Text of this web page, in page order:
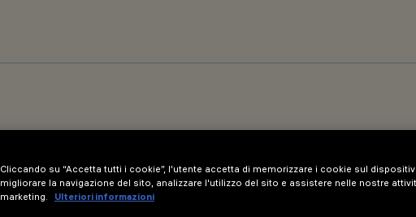
Cliccando su “Accetta tutti i cookie”, l'utente accetta di memorizzare i cookie sul
migliorare la navigazione del sito, analizzare l'utilizzo del sito e assistere nelle nostre
marketing.
Ulteriori informazioni